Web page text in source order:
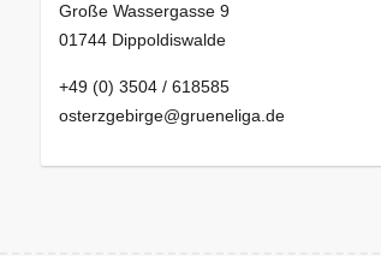
Große Wassergasse 9
01744 Dippoldiswalde
+49 (0) 3504 / 618585
osterzgebirge@grueneliga.de